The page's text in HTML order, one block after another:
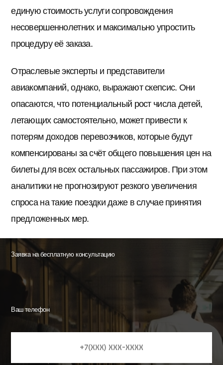
единую стоимость услуги сопровождения
несовершеннолетних и максимально упростить
процедуру её заказа.
Отраслевые эксперты и представители
авиакомпаний, однако, выражают скепсис. Они
опасаются, что потенциальный рост числа детей,
летающих самостоятельно, может привести к
потерям доходов перевозчиков, которые будут
компенсированы за счёт общего повышения цен на
билеты для всех остальных пассажиров. При этом
аналитики не прогнозируют резкого увеличения
спроса на такие поездки даже в случае принятия
предложенных мер.
Заявка на бесплатную консультацию
Ваш телефон